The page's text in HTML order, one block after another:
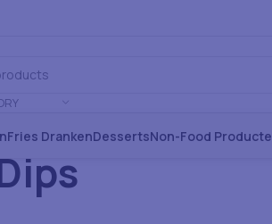
Fries DrankenDessertsNon-Food